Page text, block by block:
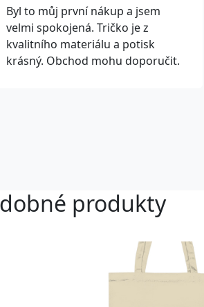
Byl to můj první nákup a jsem
velmi spokojená. Tričko je z
kvalitního materiálu a potisk
krásný. Obchod mohu doporučit.
produkty